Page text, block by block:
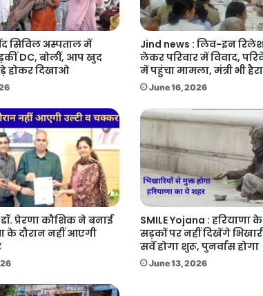
सिविल अस्पताल में
DC, बोलीं, आप खुद
होकर दिखाओ
Jind news : लिव-इन
लेकर परिवार में विवाद,
में पहुंचा मामला, मंत्री भी
June 16, 2026
प्रेरणा कौशिक ने बनाई
के दौरान नहीं आएगी
SMILE Yojana : हरियाणा
सड़कों पर नहीं दिखेंगे
सर्वे होगा शुरू, पुनर्वास होगा
June 13, 2026